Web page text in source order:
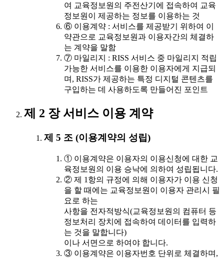
여 교육정보원의 주전산기에 접속하여 교육
정보원이 제공하는 정보를 이용하는 것
⑥ 이용계약 : 서비스를 제공받기 위하여 이
약관으로 교육정보원과 이용자간의 체결하
는 계약을 말함
⑦ 마일리지 : RISS 서비스 중 마일리지 적립
가능한 서비스를 이용한 이용자에게 지급되
며, RISS가 제공하는 특정 디지털 콘텐츠를
구입하는 데 사용하도록 만들어진 포인트
제 2 장 서비스 이용 계약
제 5 조 (이용계약의 성립)
① 이용계약은 이용자의 이용신청에 대한 교
육정보원의 이용 승낙에 의하여 성립됩니다.
② 제 1항의 규정에 의해 이용자가 이용 신청
을 할 때에는 교육정보원이 이용자 관리시 필
요로 하는
사항을 전자적방식(교육정보원의 컴퓨터 등
정보처리 장치에 접속하여 데이터를 입력하
는 것을 말합니다)
이나 서면으로 하여야 합니다.
③ 이용계약은 이용자번호 단위로 체결하며,